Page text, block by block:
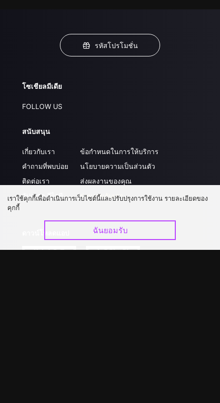
รหัสโปรโมชั่น
โซเชียลมีเดีย
FOLLOW US
สนับสนุน
เกี่ยวกับเรา
คำถามที่พบบ่อย
ติดต่อเรา
อัปเกรด วีไอพี
ข้อกำหนดในการให้บริการ
นโยบายความเป็นส่วนตัว
ส่งผลงานของคุณ
ร่วมงานกับเรา
เราใช้คุกกี้เพื่อดำเนินการเว็บไซต์นี้และปรับปรุงการใช้งาน รายละเอียดของ
คุกกี้
ฉันยอมรับ